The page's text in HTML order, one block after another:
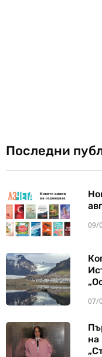
Последни
09/
07/
на